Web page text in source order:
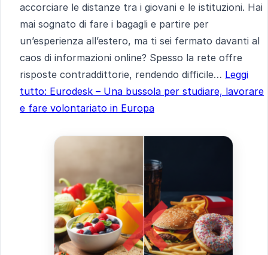
accorciare le distanze tra i giovani e le istituzioni. Hai
mai sognato di fare i bagagli e partire per
un’esperienza all’estero, ma ti sei fermato davanti al
caos di informazioni online? Spesso la rete offre
risposte contraddittorie, rendendo difficile… Leggi
tutto: Eurodesk – Una bussola per studiare, lavorare
e fare volontariato in Europa